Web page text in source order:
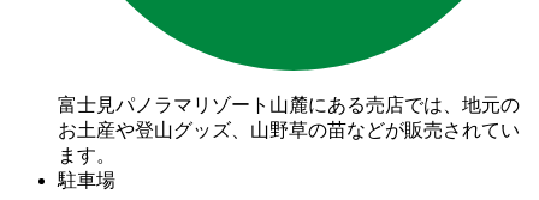
富士見パノラマリゾート山麓にある売店では、地元の
お土産や登山グッズ、山野草の苗などが販売されてい
ます。
駐車場